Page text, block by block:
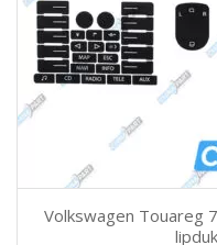
Volkswagen Touareg